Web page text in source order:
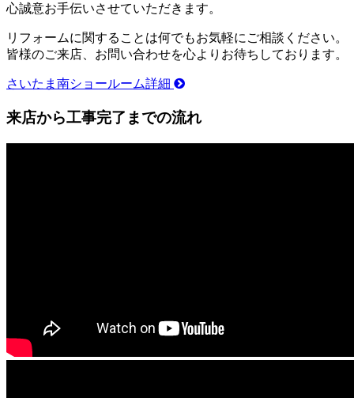
心誠意お手伝いさせていただきます。
リフォームに関することは何でもお気軽にご相談ください。
皆様のご来店、お問い合わせを心よりお待ちしております。
さいたま南ショールーム詳細
来店から工事完了までの流れ